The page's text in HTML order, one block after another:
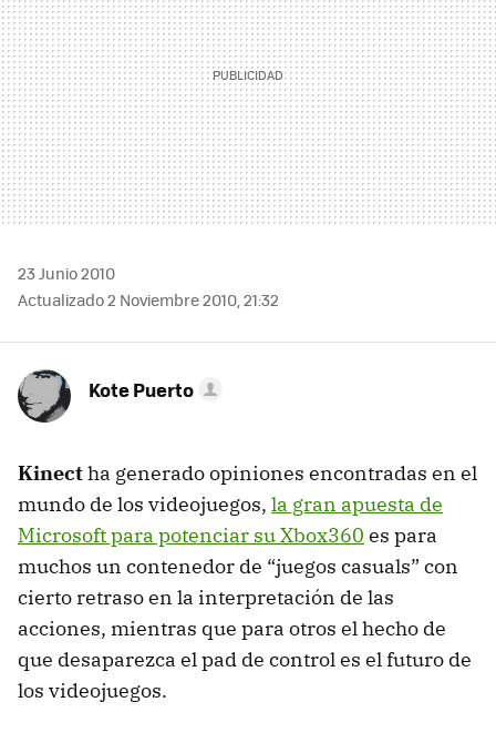
23 Junio 2010
Actualizado 2 Noviembre 2010, 21:32
Kote Puerto
Kinectha generado opiniones encontradas en el
mundo de los videojuegos, la gran apuesta de
Microsoft para potenciar su Xbox360 es para
muchos un contenedor de “juegos casuals” con
cierto retraso en la interpretación de las
acciones, mientras que para otros el hecho de
que desaparezca el pad de control es el futuro de
los videojuegos.